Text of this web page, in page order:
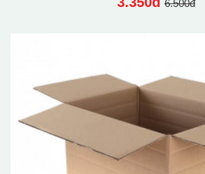
6.500đ